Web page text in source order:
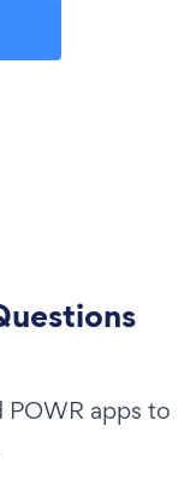
apps to